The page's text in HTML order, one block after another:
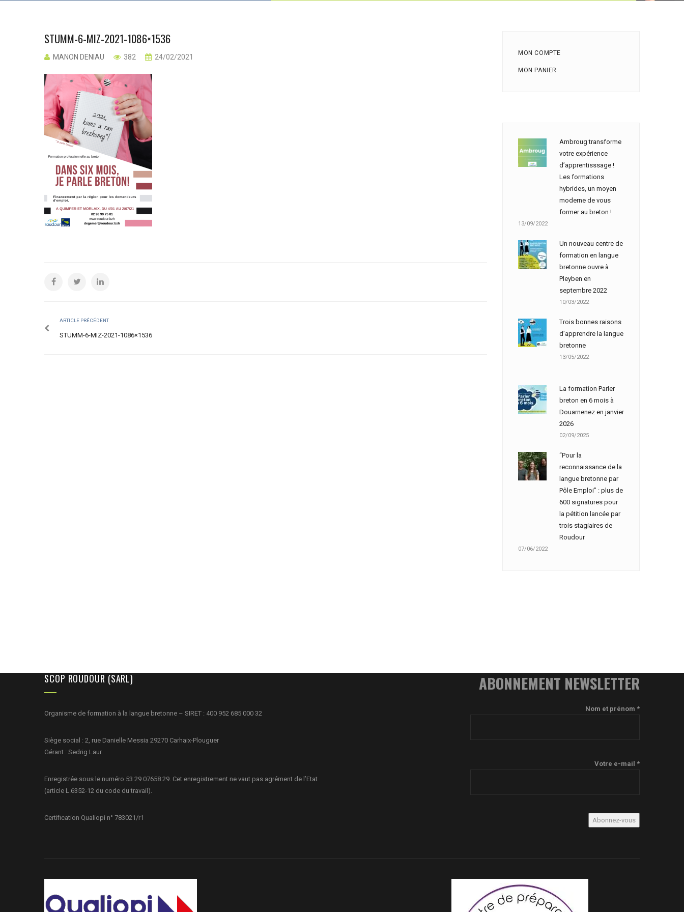
STUMM-6-MIZ-2021-1086×1536
MANON DENIAU 382 24/02/2021
ARTICLE PRÉCÉDENT
STUMM-6-MIZ-2021-1086×1536
MON COMPTE
MON PANIER
Ambroug transforme
votre expérience
d’apprentisssage !
Les formations
hybrides, un moyen
moderne de vous
former au breton !
13/09/2022
Un nouveau centre de
formation en langue
bretonne ouvre à
Pleyben en
septembre 2022
10/03/2022
Trois bonnes raisons
d’apprendre la langue
bretonne
13/05/2022
La formation Parler
breton en 6 mois à
Douarnenez en janvier
2026
02/09/2025
“Pour la
reconnaissance de la
langue bretonne par
Pôle Emploi” : plus de
600 signatures pour
la pétition lancée par
trois stagiaires de
Roudour
07/06/2022
SCOP ROUDOUR (SARL)
Organisme de formation à la langue bretonne – SIRET : 400 952 685 000 32
Siège social : 2, rue Danielle Messia 29270 Carhaix-Plouguer
Gérant : Sedrig Laur.
Enregistrée sous le numéro 53 29 07658 29. Cet enregistrement ne vaut pas agrément de l’Etat
(article L.6352-12 du code du travail).
Certification Qualiopi n° 783021/r1
ABONNEMENT NEWSLETTER
Nom et prénom *
Votre e-mail *